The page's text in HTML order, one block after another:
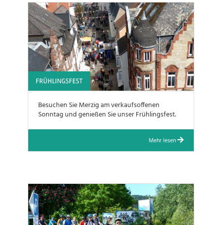
FRÜHLINGSFEST
Besuchen Sie Merzig am verkaufsoffenen
Sonntag und genießen Sie unser Frühlingsfest.
Mehr lesen